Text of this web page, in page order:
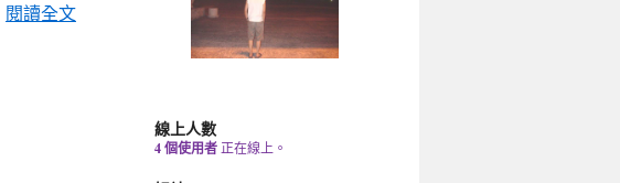
閱讀全文
線上人數
4 個使用者 正在線上。